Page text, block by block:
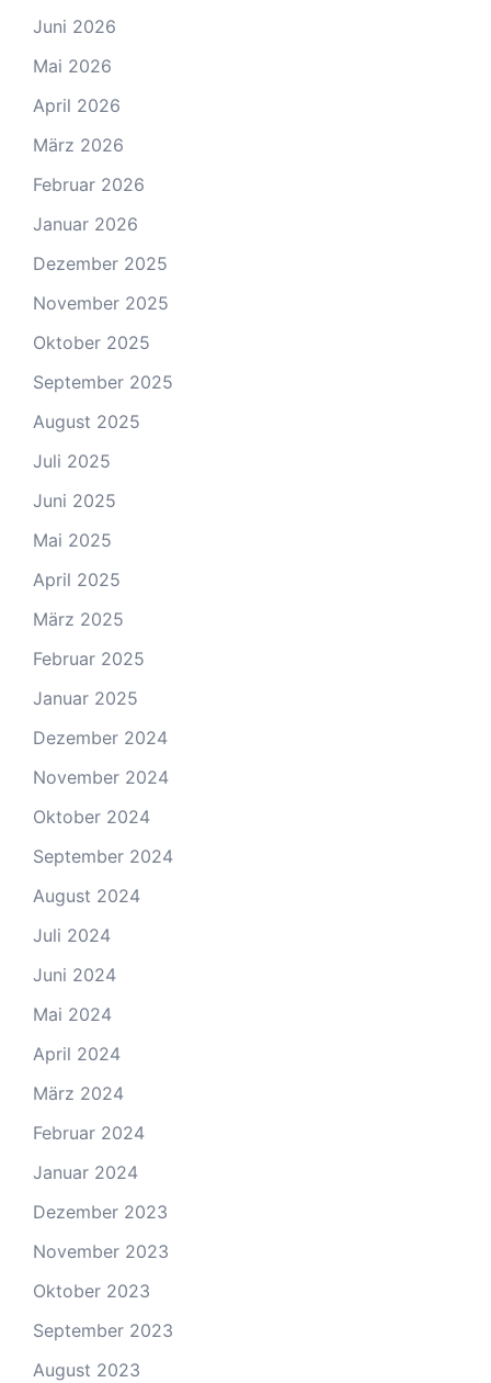
Juni 2026
Mai 2026
April 2026
März 2026
Februar 2026
Januar 2026
Dezember 2025
November 2025
Oktober 2025
September 2025
August 2025
Juli 2025
Juni 2025
Mai 2025
April 2025
März 2025
Februar 2025
Januar 2025
Dezember 2024
November 2024
Oktober 2024
September 2024
August 2024
Juli 2024
Juni 2024
Mai 2024
April 2024
März 2024
Februar 2024
Januar 2024
Dezember 2023
November 2023
Oktober 2023
September 2023
August 2023